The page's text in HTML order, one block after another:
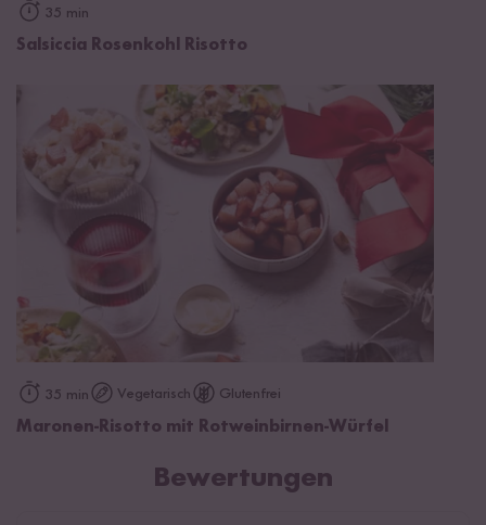
35 min
Salsiccia Rosenkohl Risotto
35 min Vegetarisch Glutenfrei
Maronen-Risotto mit Rotweinbirnen-Würfel
Bewertungen